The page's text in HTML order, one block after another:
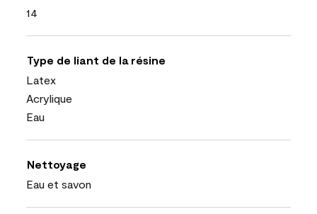
14
Type de liant de la résine
Latex
Acrylique
Eau
Nettoyage
Eau et savon